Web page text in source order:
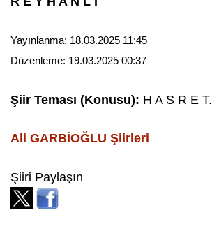
Yayınlanma: 18.03.2025 11:45
Düzenleme: 19.03.2025 00:37
Şiir Teması (Konusu): H A S R E T.
Ali GARBİOĞLU Şiirleri
Şiiri Paylaşın